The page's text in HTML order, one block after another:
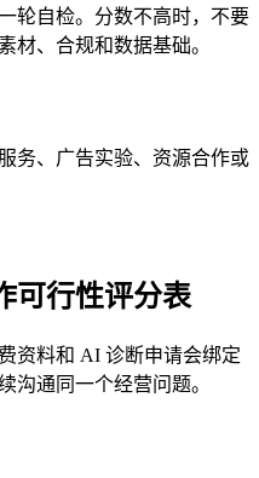
轮自检。分数不高时，不要
材、合规和数据基础。
务、广告实验、资源合作或
可行性评分表
资料和 AI 诊断申请会绑定
沟通同一个经营问题。